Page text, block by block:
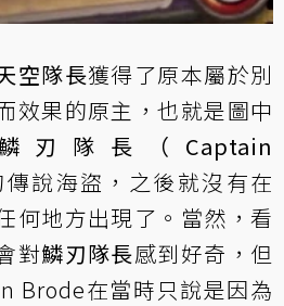
空隊長獲得了原本屬於別
效果的原主，也就是圖中
鱗刃隊長（Captain
傳說海盜，之後就沒有在
何地方出現了。當然，看
對鱗刃隊長感到好奇，但
Brode在當時只說是因為